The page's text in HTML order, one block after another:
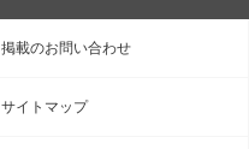
掲載のお問い合わせ
サイトマップ